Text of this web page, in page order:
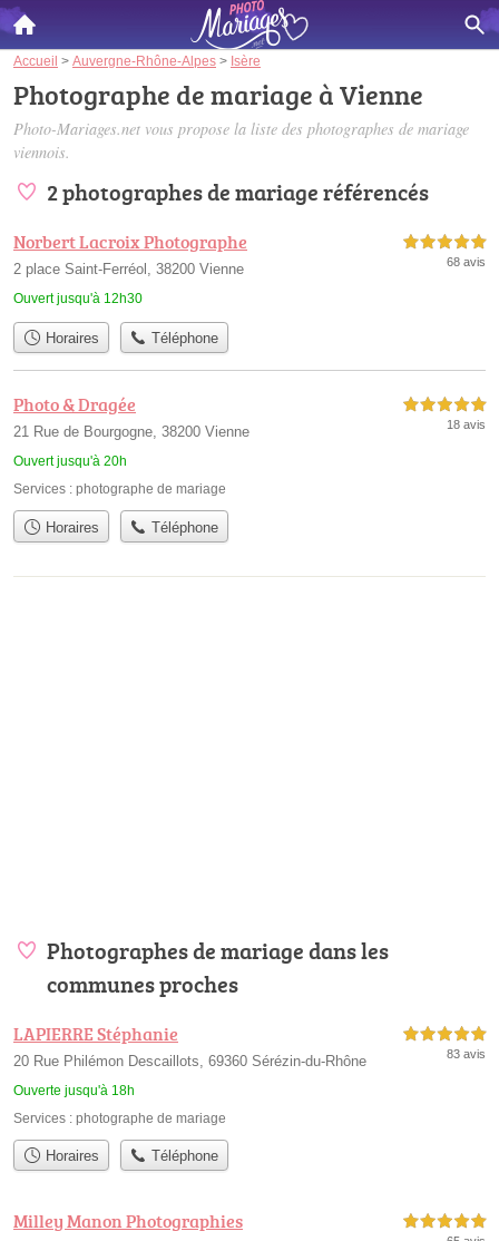
Accueil > Auvergne-Rhône-Alpes > Isère
Photographe de mariage à Vienne
Photo-Mariages.net vous propose la liste des photographes de mariage
viennois.
2 photographes de mariage référencés
Norbert Lacroix Photographe
2 place Saint-Ferréol, 38200 Vienne
Ouvert jusqu'à 12h30
5,0 étoiles sur 5
68 avis
Horaires Téléphone
Photo & Dragée
21 Rue de Bourgogne, 38200 Vienne
Ouvert jusqu'à 20h
5,0 étoiles sur 5
18 avis
Services : photographe de mariage
Horaires Téléphone
Photographes de mariage dans les
communes proches
LAPIERRE Stéphanie
20 Rue Philémon Descaillots, 69360 Sérézin-du-Rhône
Ouverte jusqu'à 18h
5,0 étoiles sur 5
83 avis
Services : photographe de mariage
Horaires Téléphone
Milley Manon Photographies 5,0 étoiles sur 5